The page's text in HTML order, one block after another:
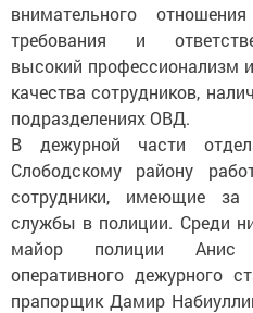
внимательного
требования и
высокий профессионализм
качества сотрудников,
подразделениях ОВД.
В дежурной части
Слободскому району
сотрудники, имеющие
службы в полиции. Среди
майор полиции Анис
оперативного дежурного
прапорщик Дамир